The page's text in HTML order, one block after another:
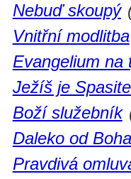
Nebuď skoupý
Vnitřní modlitba
Evangelium na
Ježíš je
Boží služebník
Daleko od Boha
Pravdivá